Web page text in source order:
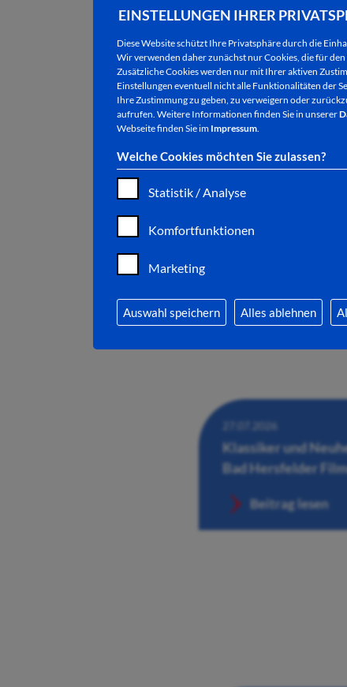
EINSTELLUNGEN IHRER
Diese Website schützt Ihre Privatsphäre durch die
Wir verwenden daher zunächst nur Cookies, die für
Zusätzliche Cookies werden nur mit Ihrer aktiven
Einstellungen eventuell nicht alle Funktionalitäten der
Ihre Zustimmung zu geben, zu verweigern oder
aufrufen. Weitere Informationen finden Sie in unserer
Webseite finden Sie im Impressum.
Welche Cookies möchten Sie zulassen?
Statistik / Analyse
Komfortfunktionen
Marketing
Auswahl speichern Alles ablehnen
30.07.2026
Künstlerische
Ausstellung
27.07.2026
Klassiker und
Bad Hersfelder
Beitrag lesen